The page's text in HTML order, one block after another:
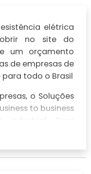
elétrica
no site do
um orçamento
de empresas de
todo o Brasil
o Soluções
to business
Para
elétrica
anuciantes a